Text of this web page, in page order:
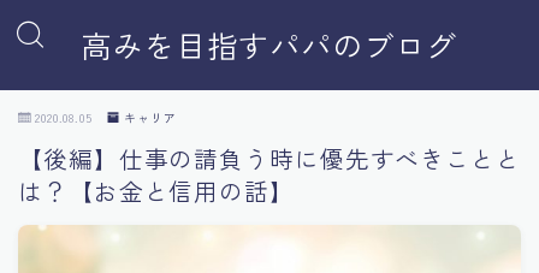
高みを目指すパパのブログ
2020.08.05 キャリア
【後編】仕事の請負う時に優先すべきことと
は？【お金と信用の話】